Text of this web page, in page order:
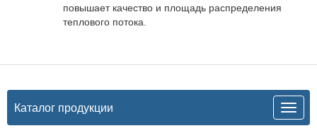
повышает качество и площадь распределения
теплового потока.
Каталог продукции